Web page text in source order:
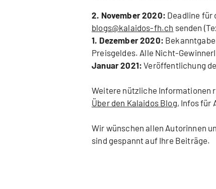
2. November 2020: Deadline für
blogs@kalaidos-fh.ch senden
1. Dezember 2020:
Preisgeldes. Alle Nicht-
Januar 2021: Veröffentlichung
Weitere nützliche Informationen
Über den Kalaidos Blog, Infos für
Wir wünschen allen Autorinnen
sind gespannt auf Ihre Beiträge.